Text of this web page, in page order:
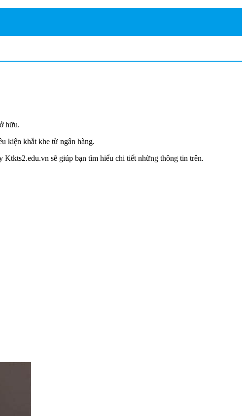
hữu.
kiện khắt khe từ ngân hàng.
sẽ giúp bạn tìm hiểu chi tiết những thông tin trên.